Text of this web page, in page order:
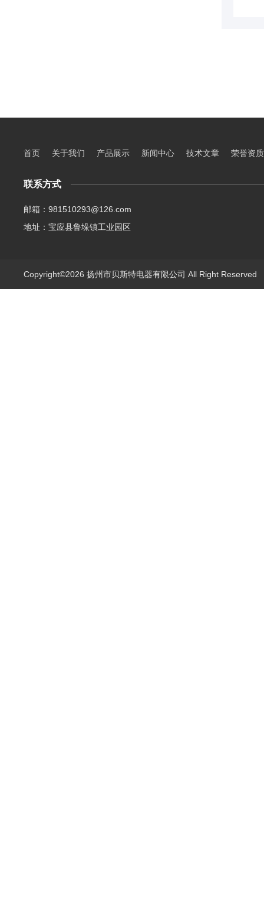
首页 关于我们 产品展示 新闻中心 技术文章 荣誉资质
联系方式
邮箱：981510293@126.com
地址：宝应县鲁垛镇工业园区
Copyright©2026 扬州市贝斯特电器有限公司 All Right